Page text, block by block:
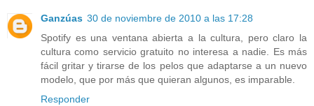
Ganzúas 30 de noviembre de 2010 a las 17:28
Spotify es una ventana abierta a la cultura, pero claro la
cultura como servicio gratuito no interesa a nadie. Es más
fácil gritar y tirarse de los pelos que adaptarse a un nuevo
modelo, que por más que quieran algunos, es imparable.
Responder